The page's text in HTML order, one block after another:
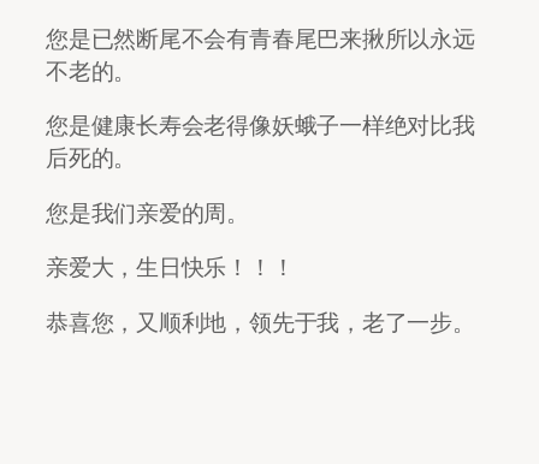
您是已然断尾不会有青春尾巴来揪所以永远
不老的。
您是健康长寿会老得像妖蛾子一样绝对比我
后死的。
您是我们亲爱的周。
亲爱大，生日快乐！！！
恭喜您，又顺利地，领先于我，老了一步。